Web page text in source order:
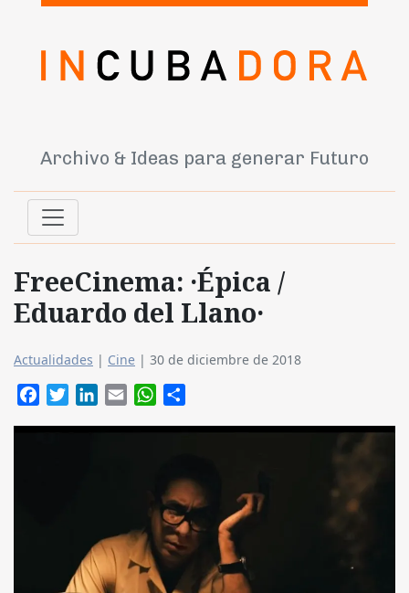
Archivo & Ideas para generar Futuro
FreeCinema: ·Épica /
Eduardo del Llano·
Actualidades | Cine | 30 de diciembre de 2018
FacebookTwitterLinkedIn
Email WhatsApp